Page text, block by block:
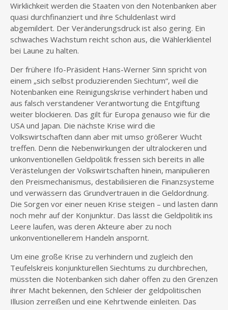
Wirklichkeit werden die Staaten von den Notenbanken aber
quasi durchfinanziert und ihre Schuldenlast wird
abgemildert. Der Veränderungsdruck ist also gering. Ein
schwaches Wachstum reicht schon aus, die Wählerklientel
bei Laune zu halten.
Der frühere Ifo-Präsident Hans-Werner Sinn spricht von
einem „sich selbst produzierenden Siechtum“, weil die
Notenbanken eine Reinigungskrise verhindert haben und
aus falsch verstandener Verantwortung die Entgiftung
weiter blockieren. Das gilt für Europa genauso wie für die
USA und Japan. Die nächste Krise wird die
Volkswirtschaften dann aber mit umso größerer Wucht
treffen. Denn die Nebenwirkungen der ultralockeren und
unkonventionellen Geldpolitik fressen sich bereits in alle
Verästelungen der Volkswirtschaften hinein, manipulieren
den Preismechanismus, destabilisieren die Finanzsysteme
und verwässern das Grundvertrauen in die Geldordnung.
Die Sorgen vor einer neuen Krise steigen – und lasten dann
noch mehr auf der Konjunktur. Das lässt die Geldpolitik ins
Leere laufen, was deren Akteure aber zu noch
unkonventionellerem Handeln anspornt.
Um eine große Krise zu verhindern und zugleich den
Teufelskreis konjunkturellen Siechtums zu durchbrechen,
müssten die Notenbanken sich daher offen zu den Grenzen
ihrer Macht bekennen, den Schleier der geldpolitischen
Illusion zerreißen und eine Kehrtwende einleiten. Das